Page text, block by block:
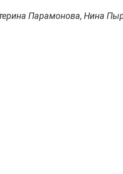
Парамонова, Нина